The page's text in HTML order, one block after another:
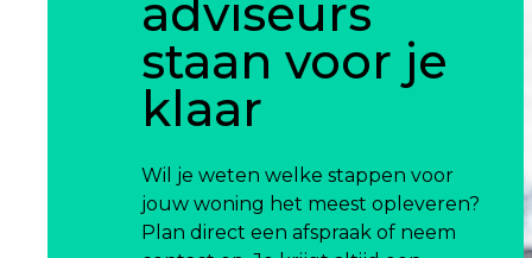
adviseurs
staan voor je
klaar
Wil je weten welke stappen voor
jouw woning het meest opleveren?
Plan direct een afspraak of neem